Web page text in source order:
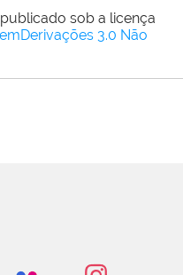
sob a licença
3.0 Não